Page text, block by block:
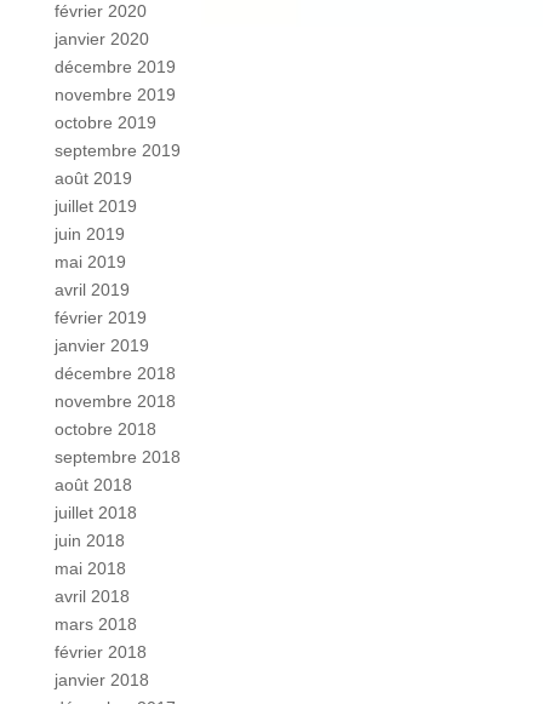
février 2020
janvier 2020
décembre 2019
novembre 2019
octobre 2019
septembre 2019
août 2019
juillet 2019
juin 2019
mai 2019
avril 2019
février 2019
janvier 2019
décembre 2018
novembre 2018
octobre 2018
septembre 2018
août 2018
juillet 2018
juin 2018
mai 2018
avril 2018
mars 2018
février 2018
janvier 2018